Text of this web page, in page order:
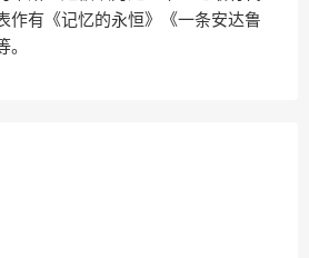
作有《记忆的永恒》《一条安达鲁
。